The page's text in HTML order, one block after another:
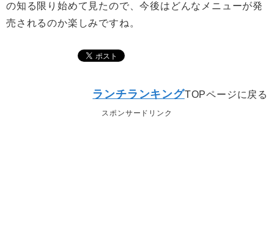
の知る限り始めて見たので、今後はどんなメニューが発
売されるのか楽しみですね。
ランチランキングTOPページに戻る
スポンサードリンク